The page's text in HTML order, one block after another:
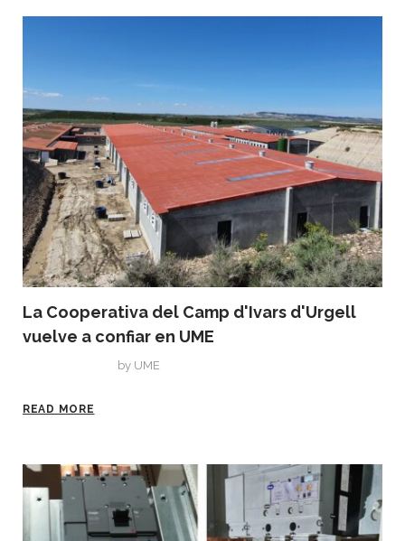
La Cooperativa del Camp d'Ivars d'Urgell
vuelve a confiar en UME
by UME
READ MORE